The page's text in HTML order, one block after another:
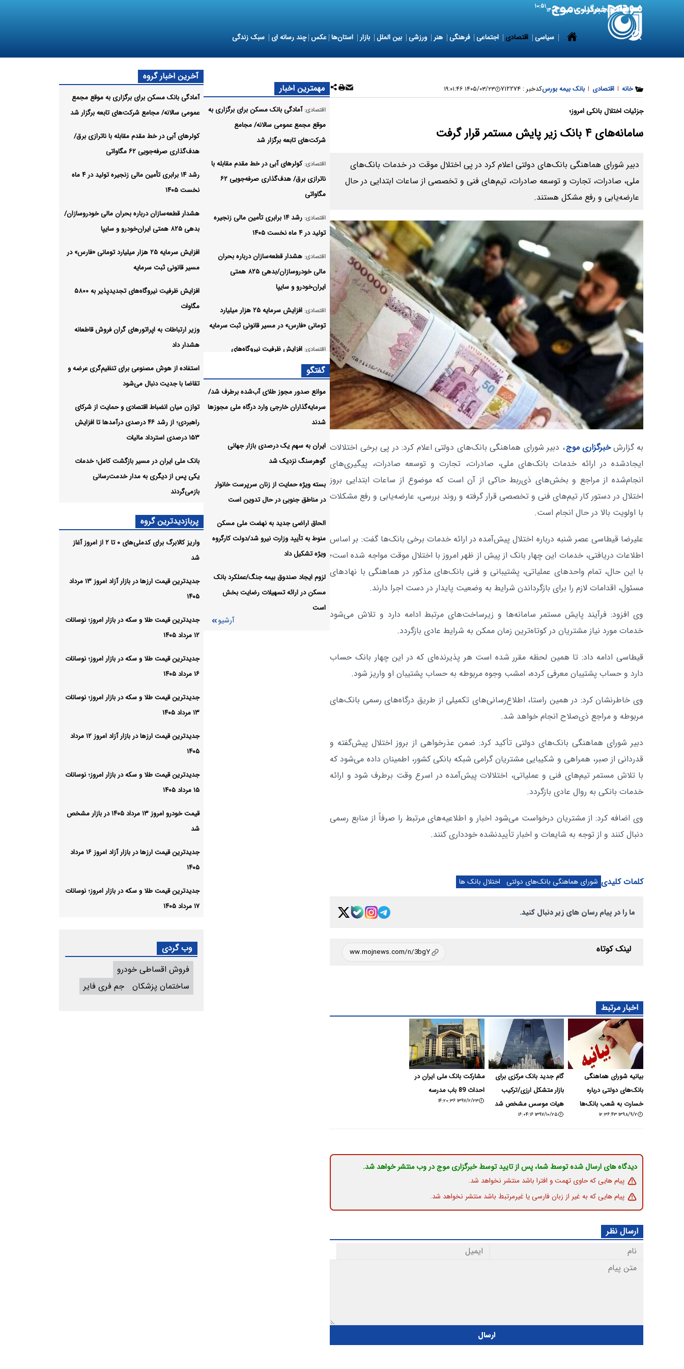
9 August 2026 یکشنبه ۱۸ مرداد ۱۴۰۵ ۱۰:۵۱
سیاسی اقتصادی اجتماعی فرهنگی هنر ورزشی بین الملل بازار استان‌ها عکس چند رسانه ای سبک زندگی
خانه | اقتصادی | بانک بیمه بورسکدخبر : ۷۱۲۲۷۴ ۱۴۰۵/۰۳/۲۳ ۱۹:۰۱:۴۶
جزئیات اختلال بانکی امروز؛
سامانه‌های ۴ بانک زیر پایش مستمر قرار گرفت
دبیر شورای هماهنگی بانک‌های دولتی اعلام کرد در پی اختلال موقت در خدمات بانک‌های
ملی، صادرات، تجارت و توسعه صادرات، تیم‌های فنی و تخصصی از ساعات ابتدایی در حال
عارضه‌یابی و رفع مشکل هستند.
به گزارشخبرگزاری موج، دبیر شورای هماهنگی بانک‌های دولتی اعلام کرد: در پی برخی اختلالات
ایجادشده در ارائه خدمات بانک‌های ملی، صادرات، تجارت و توسعه صادرات، پیگیری‌های
انجام‌شده از مراجع و بخش‌های ذی‌ربط حاکی از آن است که موضوع از ساعات ابتدایی بروز
اختلال در دستور کار تیم‌های فنی و تخصصی قرار گرفته و روند بررسی، عارضه‌یابی و رفع مشکلات
با اولویت بالا در حال انجام است.
علیرضا قیطاسی عصر شنبه درباره اختلال پیش‌آمده در ارائه خدمات برخی بانک‌ها گفت: بر اساس
اطلاعات دریافتی، خدمات این چهار بانک از پیش از ظهر امروز با اختلال موقت مواجه شده است؛
با این حال، تمام واحدهای عملیاتی، پشتیبانی و فنی بانک‌های مذکور در هماهنگی با نهادهای
مسئول، اقدامات لازم را برای بازگرداندن شرایط به وضعیت پایدار در دست اجرا دارند.
وی افزود: فرآیند پایش مستمر سامانه‌ها و زیرساخت‌های مرتبط ادامه دارد و تلاش می‌شود
خدمات مورد نیاز مشتریان در کوتاه‌ترین زمان ممکن به شرایط عادی بازگردد.
قیطاسی ادامه داد: تا همین لحظه مقرر شده است هر پذیرنده‌ای که در این چهار بانک حساب
دارد و حساب پشتیبان معرفی کرده، امشب وجوه مربوطه به حساب پشتیبان او واریز شود.
وی خاطرنشان کرد: در همین راستا، اطلاع‌رسانی‌های تکمیلی از طریق درگاه‌های رسمی بانک‌های
مربوطه و مراجع ذی‌صلاح انجام خواهد شد.
دبیر شورای هماهنگی بانک‌های دولتی تأکید کرد: ضمن عذرخواهی از بروز اختلال پیش‌گفته و
قدردانی از صبر، همراهی و شکیبایی مشتریان گرامی شبکه بانکی کشور، اطمینان داده می‌شود که
با تلاش مستمر تیم‌های فنی و عملیاتی، اختلالات پیش‌آمده در اسرع وقت برطرف شود و ارائه
خدمات بانکی به روال عادی بازگردد.
وی اضافه کرد: از مشتریان درخواست می‌شود اخبار و اطلاعیه‌های مرتبط را صرفاً از منابع رسمی
دنبال کنند و از توجه به شایعات و اخبار تأییدنشده خودداری کنند.
کلمات کلیدی شورای هماهنگی بانک‌های دولتی اختلال بانک ها
ما را در پیام رسان های زیر دنبال کنید.
لینک کوتاه
اخبار مرتبط
بیانیه شورای هماهنگی
بانک‌های دولتی درباره
خسارت به شعب بانک‌ها
۱۳۹۸/۹/۲ ۱۲:۳۶:۴۳
گام جدید بانک مرکزی برای
بازار متشکل ارزی/ترکیب
هیات موسس مشخص شد
۱۳۹۷/۱۰/۲۵ ۱۶:۰۴:۱۶
مشارکت بانک ملی ایران در
احداث 89 باب مدرسه
۱۳۹۷/۲/۲۳ ۱۴:۲۰:۳۶
دیدگاه های ارسال شده توسط شما، پس از تایید توسط خبرگزاری موج در وب منتشر خواهد شد.
پیام هایی که حاوی تهمت و افترا باشد منتشر نخواهد شد.
پیام هایی که به غیر از زبان فارسی یا غیرمرتبط باشد منتشر نخواهد شد.
ارسال نظر
ارسال
مهمترین اخبار
اقتصادی: آمادگی بانک مسکن برای برگزاری به
موقع مجمع عمومی سالانه/ مجامع
شرکت‌های تابعه برگزار شد
اقتصادی: کولرهای آبی در خط مقدم مقابله با
ناترازی برق/ هدف‌گذاری صرفه‌جویی ۶۲
مگاواتی
اقتصادی:
رشد ۱۴ برابری تأمین مالی زنجیره
تولید در ۴ ماه نخست ۱۴۰۵
اقتصادی: هشدار قطعه‌سازان درباره بحران
مالی خودروسازان/بدهی ۸۲۵ همتی
ایران‌خودرو و سایپا
اقتصادی:
افزایش سرمایه ۲۵ هزار میلیارد
تومانی «فارس» در مسیر قانونی ثبت سرمایه
اقتصادی: افزایش ظرفیت نیروگاه‌های
تجدیدپذیر به ۵۸۰۰ مگاوات
اقتصادی:
وزیر ارتباطات به اپراتورهای گران
فروش قاطعانه هشدار داد
اقتصادی:
تنظیم‌گری عرضه و تقاضا با جدیت دنبال
می‌شود
اقتصادی: توازن میان انضباط اقتصادی و
حمایت از شرکای راهبردی؛ از رشد ۴۶
استرداد مالیات
اقتصادی: بانک ملی ایران در مسیر بازگشت
خدمت‌رسانی بازمی‌گردند
آرشیو
گفتگو
موانع صدور مجوز طلای آب‌شده برطرف شد/
سرمایه‌گذاران خارجی وارد درگاه ملی مجوزها
شدند
ایران به سهم یک‌ درصدی بازار جهانی
گوهرسنگ نزدیک شد
بسته ویژه حمایت از زنان سرپرست خانوار
در مناطق جنوبی در حال تدوین است
الحاق اراضی جدید به نهضت ملی مسکن
منوط به تأیید وزارت نیرو شد/دولت کارگروه
ویژه تشکیل داد
لزوم ایجاد صندوق بیمه جنگ/عملکرد بانک
مسکن در ارائه تسهیلات رضایت بخش
است
آرشیو
آخرین اخبار گروه
آمادگی بانک مسکن برای برگزاری به موقع مجمع
عمومی سالانه/ مجامع شرکت‌های تابعه برگزار شد
کولرهای آبی در خط مقدم مقابله با ناترازی برق/
هدف‌گذاری صرفه‌جویی ۶۲ مگاواتی
رشد ۱۴ برابری تأمین مالی زنجیره تولید در ۴ ماه
نخست ۱۴۰۵
هشدار قطعه‌سازان درباره بحران مالی خودروسازان/
بدهی ۸۲۵ همتی ایران‌خودرو و سایپا
افزایش سرمایه ۲۵ هزار میلیارد تومانی «فارس» در
مسیر قانونی ثبت سرمایه
افزایش ظرفیت نیروگاه‌های تجدیدپذیر به ۵۸۰۰
مگاوات
وزیر ارتباطات به اپراتورهای گران فروش قاطعانه
هشدار داد
استفاده از هوش مصنوعی برای تنظیم‌گری عرضه و
تقاضا با جدیت دنبال می‌شود
توازن میان انضباط اقتصادی و حمایت از شرکای
راهبردی؛ از رشد ۴۶ درصدی درآمدها تا افزایش
۱۵۳ درصدی استرداد مالیات
بانک ملی ایران در مسیر بازگشت کامل؛ خدمات
یکی پس از دیگری به مدار خدمت‌رسانی
بازمی‌گردند
پربازدیدترین گروه
واریز کالابرگ برای کدملی‌های ۰ تا ۲ از امروز آغاز
شد
جدیدترین قیمت ارزها در بازار آزاد امروز ۱۳ مرداد
۱۴۰۵
جدیدترین قیمت طلا و سکه در بازار امروز؛ نوسانات
۱۲ مرداد ۱۴۰۵
جدیدترین قیمت طلا و سکه در بازار امروز؛ نوسانات
۱۶ مرداد ۱۴۰۵
جدیدترین قیمت طلا و سکه در بازار امروز؛ نوسانات
۱۳ مرداد ۱۴۰۵
جدیدترین قیمت ارزها در بازار آزاد امروز ۱۲ مرداد
۱۴۰۵
جدیدترین قیمت طلا و سکه در بازار امروز؛ نوسانات
۱۵ مرداد ۱۴۰۵
قیمت خودرو امروز ۱۳ مرداد ۱۴۰۵ در بازار مشخص
شد
جدیدترین قیمت ارزها در بازار آزاد امروز ۱۶ مرداد
۱۴۰۵
جدیدترین قیمت طلا و سکه در بازار امروز؛ نوسانات
۱۷ مرداد ۱۴۰۵
وب گردی
فروش اقساطی خودرو
ساختمان پزشکان
جم فری فایر